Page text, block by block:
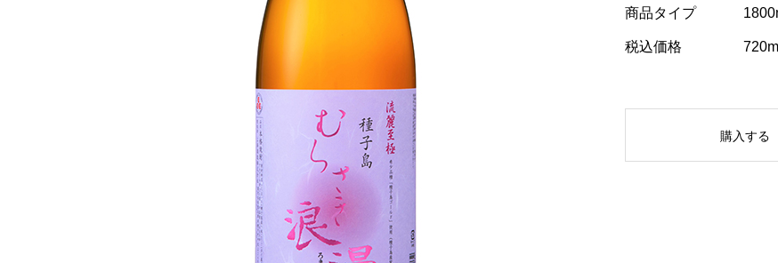
商品タイプ
税込価格
購入する